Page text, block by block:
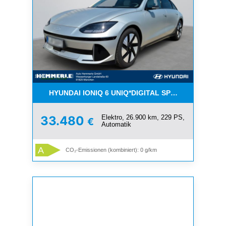
HYUNDAI IONIQ 6 UNIQ*DIGITAL SPIEGEL*ASS*GD
33.480 €
Elektro, 26.900 km, 229 PS,
Automatik
A CO₂-Emissionen (kombiniert): 0 g/km